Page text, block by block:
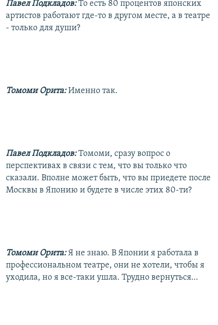
Павел Подкладов:То есть 80 процентов японских
артистов работают где-то в другом месте, а в театре
- только для души?
Томоми Орита:Именно так.
Павел Подкладов:Томоми, сразу вопрос о
перспективах в связи с тем, что вы только что
сказали. Вполне может быть, что вы приедете после
Москвы в Японию и будете в числе этих 80-ти?
Томоми Орита:Я не знаю. В Японии я работала в
профессиональном театре, они не хотели, чтобы я
уходила, но я все-таки ушла. Трудно вернуться…